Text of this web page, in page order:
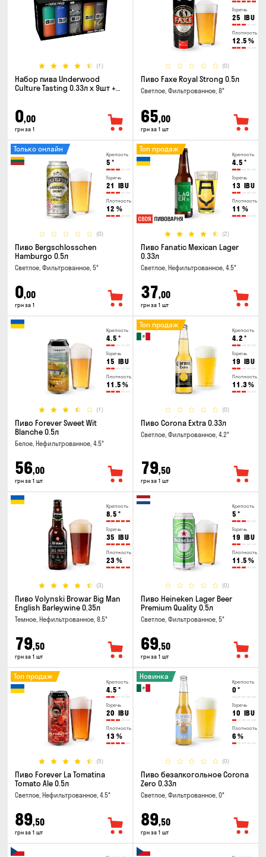
(1)
Набор пива Underwood
Culture Tasting 0.33л x 9шт +
0,00
грн за 1
Горечь
25 IBU
Плотность
12.5 %
(0)
Пиво Faxe Royal Strong 0.5л
Светлое, Фильтрованное, 8°
65,00
грн за 1 шт
Крепость
5 °
Горечь
21 IBU
Плотность
12 %
(0)
Только онлайн
Пиво Bergschlosschen
Hamburgo 0.5л
Светлое, Фильтрованное, 5°
0,00
грн за 1
Крепость
4.5 °
Горечь
13 IBU
Плотность
11 %
(2)
Топ продаж
Пиво Fanatic Mexican Lager
0.33л
Светлое, Нефильтрованное, 4.5°
37,00
грн за 1 шт
Крепость
4.5 °
Горечь
15 IBU
Плотность
11.5 %
(1)
Пиво Forever Sweet Wit
Blanche 0.5л
Белое, Нефильтрованное, 4.5°
56,00
грн за 1 шт
Крепость
4.2 °
Горечь
19 IBU
Плотность
11.3%
(0)
Топ продаж
Пиво Corona Extra 0.33л
Светлое, Фильтрованное, 4.2°
79,50
грн за 1 шт
Крепость
8.5 °
Горечь
35 IBU
Плотность
23 %
(3)
Пиво Volynski Browar Big Man
English Barleywine 0.35л
Темное, Нефильтрованное, 8.5°
79,50
грн за 1 шт
Крепость
5 °
Горечь
19 IBU
Плотность
11.5 %
(0)
Пиво Heineken Lager Beer
Premium Quality 0.5л
Светлое, Фильтрованное, 5°
69,50
грн за 1 шт
Крепость
4.5 °
Горечь
20 IBU
Плотность
13 %
(5)
Топ продаж
Пиво Forever La Tomatina
Tomato Ale 0.5л
Светлое, Нефильтрованное, 4.5°
89,50
грн за 1 шт
Крепость
0 °
Горечь
10 IBU
Плотность
6 %
(0)
Новинка
Пиво безалкогольное Corona
Zero 0.33л
Светлое, Фильтрованное, 0°
89,50
грн за 1 шт